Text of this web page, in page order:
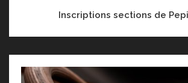
Inscriptions sections de